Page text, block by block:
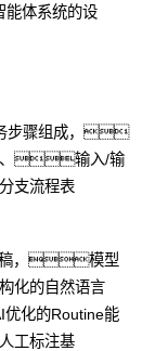
体系统的设
步骤组成，
、输入/输
支流程表
稿，模型
化的自然语言
化的Routine能
工标注基